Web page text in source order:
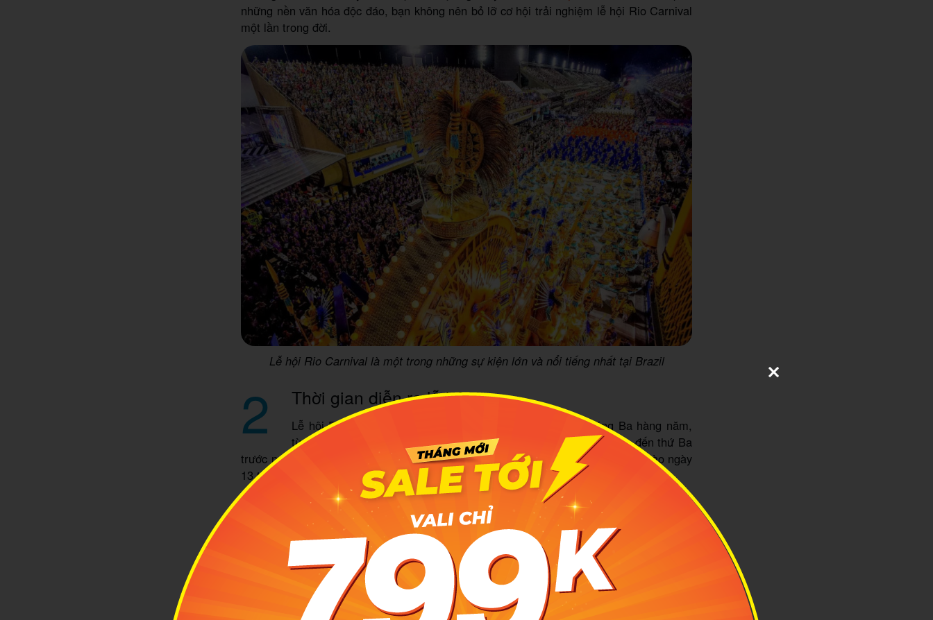
những nền văn hóa độc đáo, bạn không nên bỏ lỡ cơ hội trải nghiệm lễ hội Rio Carnival
một lần trong đời.
Lễ hội Rio Carnival là một trong những sự kiện lớn và nổi tiếng nhất tại Brazil
2 Thời gian diễn ra lễ hội
Lễ hội Rio Carnival thường diễn ra vào tháng Hai hoặc tháng Ba hàng năm,
tùy thuộc vào lịch âm lịch. Lễ hội kéo dài trong 5 ngày từ thứ Sáu đến thứ Ba
trước ngày lễ tro. Năm 2024, lễ hội sẽ bắt đầu vào ngày 9 tháng 2 và kết thúc vào ngày
13 tháng 2.